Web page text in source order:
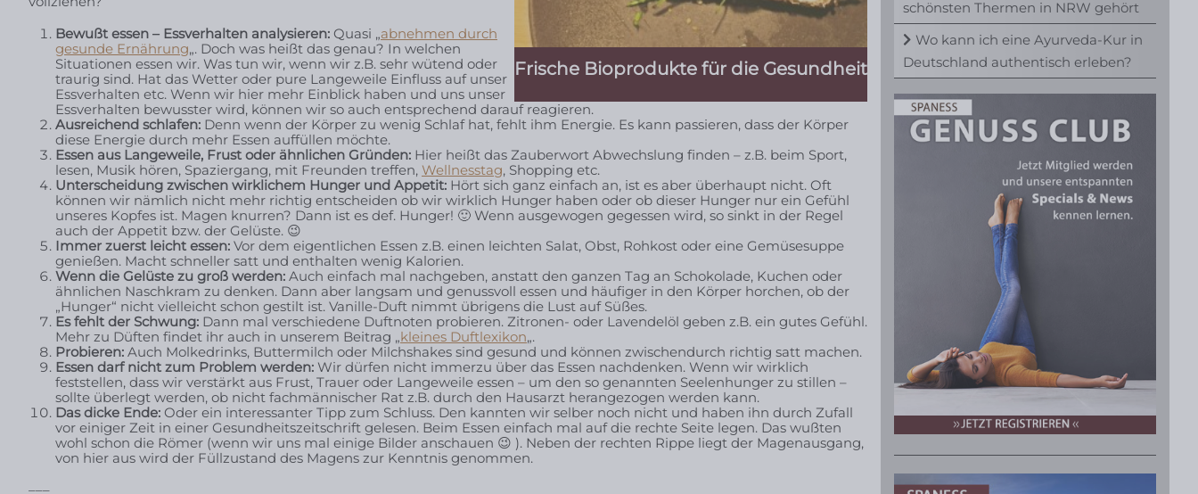
Frische Bioprodukte für die Gesundheit
Bewußt essen – Essverhalten analysieren: Quasi „abnehmen durch
gesunde Ernährung„. Doch was heißt das genau? In welchen
Situationen essen wir. Was tun wir, wenn wir z.B. sehr wütend oder
traurig sind. Hat das Wetter oder pure Langeweile Einfluss auf unser
Essverhalten etc. Wenn wir hier mehr Einblick haben und uns unser
Essverhalten bewusster wird, können wir so auch entsprechend darauf reagieren.
Ausreichend schlafen: Denn wenn der Körper zu wenig Schlaf hat, fehlt ihm Energie. Es kann passieren, dass der Körper
diese Energie durch mehr Essen auffüllen möchte.
Essen aus Langeweile, Frust oder ähnlichen Gründen: Hier heißt das Zauberwort Abwechslung finden – z.B. beim Sport,
lesen, Musik hören, Spaziergang, mit Freunden treffen, Wellnesstag, Shopping etc.
Unterscheidung zwischen wirklichem Hunger und Appetit: Hört sich ganz einfach an, ist es aber überhaupt nicht. Oft
können wir nämlich nicht mehr richtig entscheiden ob wir wirklich Hunger haben oder ob dieser Hunger nur ein Gefühl
unseres Kopfes ist. Magen knurren? Dann ist es def. Hunger! 🙂 Wenn ausgewogen gegessen wird, so sinkt in der Regel
auch der Appetit bzw. der Gelüste. 😉
Immer zuerst leicht essen: Vor dem eigentlichen Essen z.B. einen leichten Salat, Obst, Rohkost oder eine Gemüsesuppe
genießen. Macht schneller satt und enthalten wenig Kalorien.
Wenn die Gelüste zu groß werden: Auch einfach mal nachgeben, anstatt den ganzen Tag an Schokolade, Kuchen oder
ähnlichen Naschkram zu denken. Dann aber langsam und genussvoll essen und häufiger in den Körper horchen, ob der
„Hunger“ nicht vielleicht schon gestilt ist. Vanille-Duft nimmt übrigens die Lust auf Süßes.
Es fehlt der Schwung: Dann mal verschiedene Duftnoten probieren. Zitronen- oder Lavendelöl geben z.B. ein gutes Gefühl.
Mehr zu Düften findet ihr auch in unserem Beitrag „kleines Duftlexikon„.
Probieren: Auch Molkedrinks, Buttermilch oder Milchshakes sind gesund und können zwischendurch richtig satt machen.
Essen darf nicht zum Problem werden: Wir dürfen nicht immerzu über das Essen nachdenken. Wenn wir wirklich
feststellen, dass wir verstärkt aus Frust, Trauer oder Langeweile essen – um den so genannten Seelenhunger zu stillen –
sollte überlegt werden, ob nicht fachmännischer Rat z.B. durch den Hausarzt herangezogen werden kann.
Das dicke Ende: Oder ein interessanter Tipp zum Schluss. Den kannten wir selber noch nicht und haben ihn durch Zufall
vor einiger Zeit in einer Gesundheitszeitschrift gelesen. Beim Essen einfach mal auf die rechte Seite legen. Das wußten
wohl schon die Römer (wenn wir uns mal einige Bilder anschauen 😉 ). Neben der rechten Rippe liegt der Magenausgang,
von hier aus wird der Füllzustand des Magens zur Kenntnis genommen.
schönsten Thermen in NRW gehört
Wo kann ich eine Ayurveda-Kur in
Deutschland authentisch erleben?